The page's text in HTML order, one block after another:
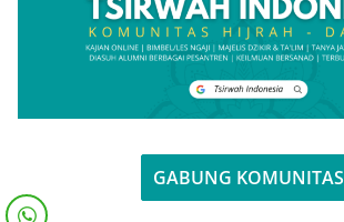
GABUNG KOMUNITAS